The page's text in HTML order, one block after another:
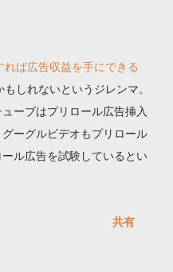
れば広告収益を手にできる
しれないというジレンマ。
ーブはプリロール広告挿入
ーグルビデオもプリロール
ル広告を試験しているとい
共有